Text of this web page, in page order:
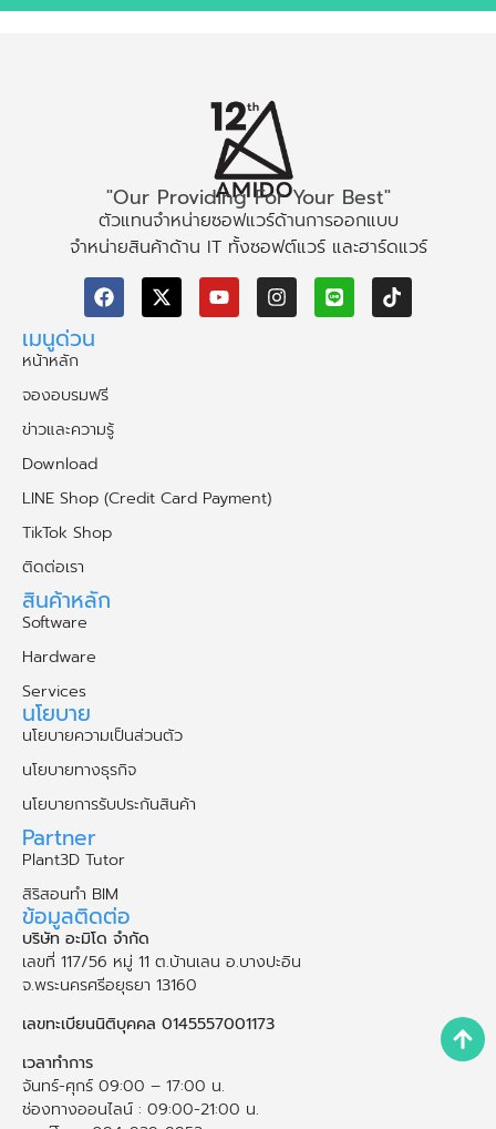
"Our Providing For Your Best"
ตัวแทนจำหน่ายซอฟแวร์ด้านการออกแบบ
จำหน่ายสินค้าด้าน IT ทั้งซอฟต์แวร์ และฮาร์ดแวร์
เมนูด่วน
หน้าหลัก
จองอบรมฟรี
ข่าวและความรู้
Download
LINE Shop (Credit Card Payment)
TikTok Shop
ติดต่อเรา
สินค้าหลัก
Software
Hardware
Services
นโยบาย
นโยบายความเป็นส่วนตัว
นโยบายทางธุรกิจ
นโยบายการรับประกันสินค้า
Partner
Plant3D Tutor
สิริสอนทำ BIM
ข้อมูลติดต่อ
บริษัท อะมิโด จำกัด
เลขที่ 117/56 หมู่ 11 ต.บ้านเลน อ.บางปะอิน
จ.พระนคร​ศรี​อยุธยา​ 13160
เลขทะเบียนนิติบุคคล 0145557001173
เวลาทำการ
จันทร์-ศุกร์ 09:00 – 17:00 น.
ช่องทางออนไลน์ : 09:00-21:00 น.